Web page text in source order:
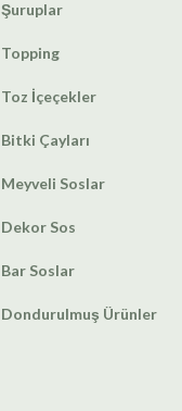
Şuruplar
Topping
Toz İçeçekler
Bitki Çayları
Meyveli Soslar
Dekor Sos
Bar Soslar
Dondurulmuş Ürünler